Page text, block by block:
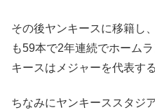
その後ヤンキースに移籍し
も59本で2年連続でホーム
キースはメジャーを代表す
ちなみにヤンキーススタジ